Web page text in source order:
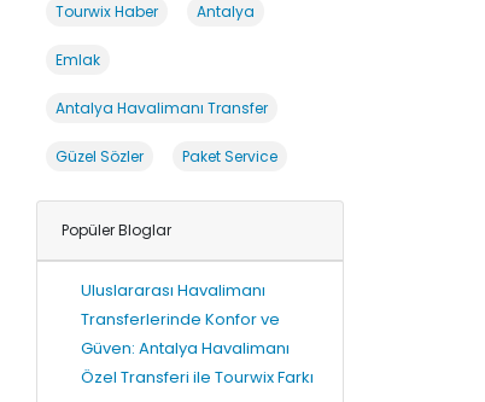
Tourwix Haber Antalya
Emlak
Antalya Havalimanı Transfer
Güzel Sözler Paket Service
Popüler Bloglar
Uluslararası Havalimanı
Transferlerinde Konfor ve
Güven: Antalya Havalimanı
Özel Transferi ile Tourwix Farkı